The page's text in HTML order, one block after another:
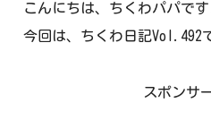
こんにちは、ちくわパパで
今回は、ちくわ日記Vol.492
スポンサ